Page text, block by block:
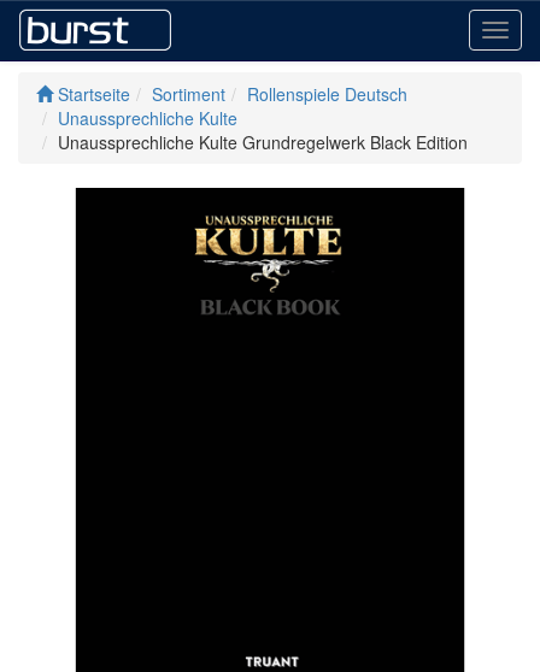
Startseite
Sortiment
Rollenspiele Deutsch
Unaussprechliche Kulte
Unaussprechliche Kulte Grundregelwerk Black Edition